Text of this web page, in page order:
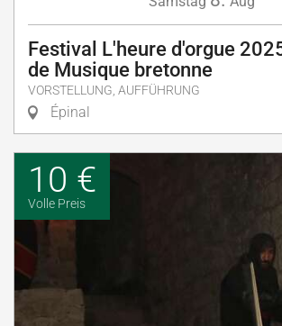
Festival L'heure d'orgue
de Musique bretonne
VORSTELLUNG, AUFFÜHRUNG
Épinal
10 €
Volle Preis